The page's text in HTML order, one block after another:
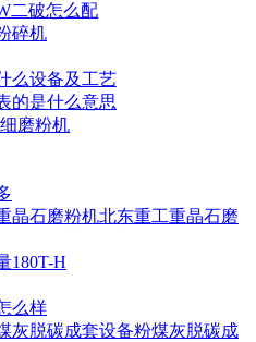
二破怎么配
碎机
么设备及工艺
的是什么意思
磨粉机
晶石磨粉机北东重工重晶石磨
180T-H
么样
灰脱碳成套设备粉煤灰脱碳成